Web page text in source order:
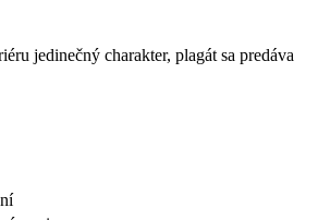
jedinečný charakter, plagát sa predáva